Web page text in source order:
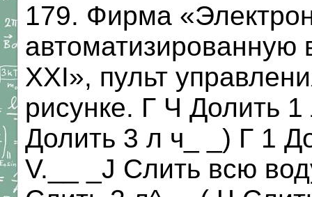
179. Фирма
автоматизированную
XXI», пульт
рисунке. Г Ч Долить
Долить 3 л ч_ _) Г 1
V.__ _J Слить всю